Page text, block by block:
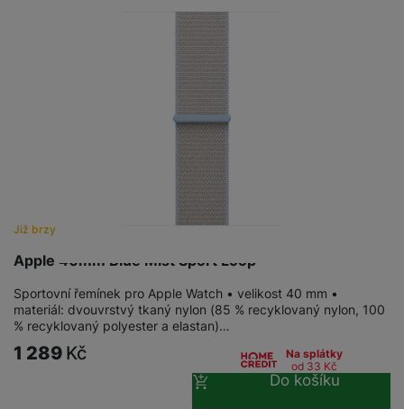
Apple 40mm Blue Mist Sport Loop
Již brzy
Sportovní řemínek pro Apple Watch • velikost 40 mm •
materiál: dvouvrstvý tkaný nylon (85 % recyklovaný nylon, 100
% recyklovaný polyester a elastan)…
1 289 Kč
Na splátky
od 33 Kč
Do košíku